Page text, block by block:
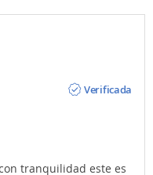
Verificada
tranquilidad este es